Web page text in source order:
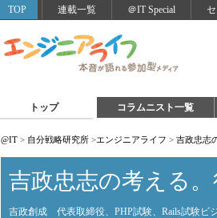
TOP 連載一覧 ＠IT Special
トップ コラムニスト一覧
@IT > 自分戦略研究所 >エンジニアライフ > 吉政忠志
吉政忠志の考える。
吉政創成 代表取締役、PHP試験、Rails試験ビ